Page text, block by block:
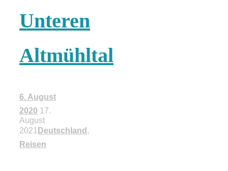
Unteren
Altmühltal
6. August
2020 17.
August
2021 Deutschland ,
Reisen